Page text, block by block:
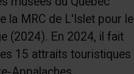
la MRC de L'Islet pour le
(2024). En 2024, il fait
15 attraits touristiques